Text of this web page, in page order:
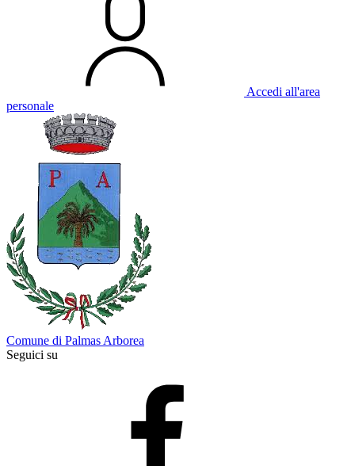
Accedi all'area
personale
Comune di Palmas Arborea
Seguici su